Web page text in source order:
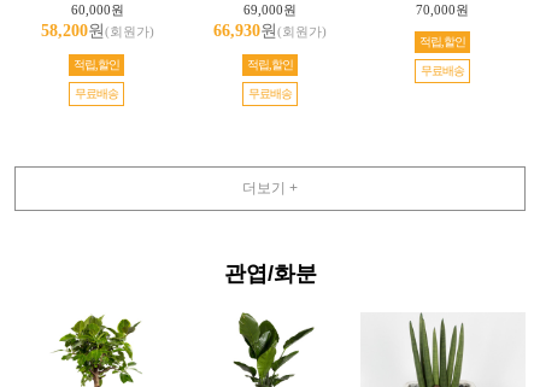
60,000원
58,200원(회원가)
적립,할인
무료배송
69,000원
66,930원(회원가)
적립,할인
무료배송
70,000원
적립,할인
무료배송
더보기 +
관엽/화분